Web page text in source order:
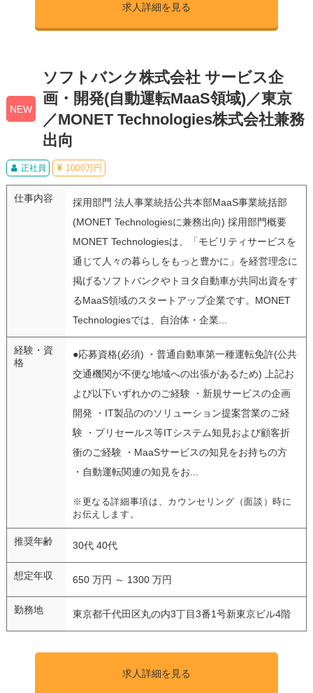
求人詳細を見る
NEW
ソフトバンク株式会社 サービス企
画・開発(自動運転MaaS領域)／東京
／MONET Technologies株式会社兼務
出向
正社員 1000万円
仕事内容
採用部門 法人事業統括公共本部MaaS事業統括部
(MONET Technologiesに兼務出向) 採用部門概要
MONET Technologiesは、「モビリティサービスを
通じて人々の暮らしをもっと豊かに」を経営理念に
掲げるソフトバンクやトヨタ自動車が共同出資をす
るMaaS領域のスタートアップ企業です。MONET
Technologiesでは、自治体・企業...
経験・資
格
●応募資格(必須) ・普通自動車第一種運転免許(公共
交通機関が不便な地域への出張があるため) 上記お
よび以下いずれかのご経験 ・新規サービスの企画
開発 ・IT製品ののソリューション提案営業のご経
験 ・プリセールス等ITシステム知見および顧客折
衝のご経験 ・MaaSサービスの知見をお持ちの方
・自動運転関連の知見をお...
※更なる詳細事項は、カウンセリング（面談）時に
お伝えします。
推奨年齢 30代 40代
想定年収 650 万円 ～ 1300 万円
勤務地 東京都千代田区丸の内3丁目3番1号新東京ビル4階
求人詳細を見る